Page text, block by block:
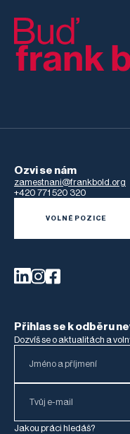
Ozvi se nám
zamestnani@frankbold.org
+420 771 520 320
VOLNÉ POZICE
Přihlas se k odběru
Dozvíš se o aktualitách a
Jakou práci hledáš?